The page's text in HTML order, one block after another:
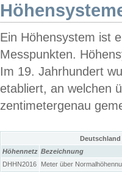
Ein Höhensystem ist
Messpunkten.
Im 19. Jahrhundert
etabliert, an welchen
zentimetergenau
Höhennetz Bezeichnung
DHHN2016
Meter über